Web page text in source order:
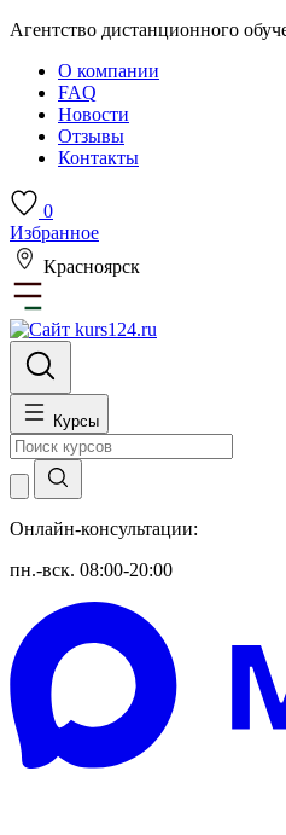
Агентство дистанционного
О компании
FAQ
Новости
Отзывы
Контакты
0
Избранное
Красноярск
Курсы
Онлайн-консультации:
пн.-вск. 08:00-20:00